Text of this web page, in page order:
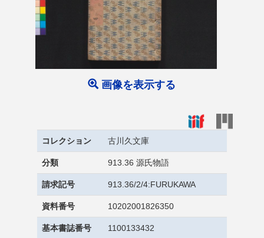
画像を表示する
コレクション 古川久文庫
分類 913.36 源氏物語
請求記号 913.36/2/4:FURUKAWA
資料番号 10202001826350
基本書誌番号 1100133432